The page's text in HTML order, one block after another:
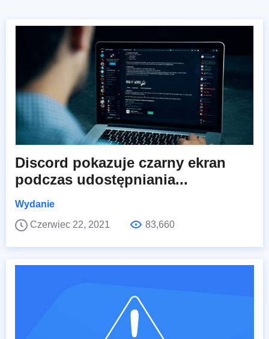
Discord pokazuje czarny ekran
podczas udostępniania...
Wydanie
Czerwiec 22, 2021
83,660